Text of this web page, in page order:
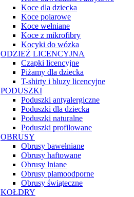
Koce dla dziecka
Koce polarowe
Koce wełniane
Koce z mikrofibry
Kocyki do wózka
ODZIEŻ LICENCYJNA
Czapki licencyjne
Piżamy dla dziecka
T-shirty i bluzy licencyjne
PODUSZKI
Poduszki antyalergiczne
Poduszki dla dziecka
Poduszki naturalne
Poduszki profilowane
OBRUSY
Obrusy bawełniane
Obrusy haftowane
Obrusy lniane
Obrusy plamoodporne
Obrusy świąteczne
KOŁDRY